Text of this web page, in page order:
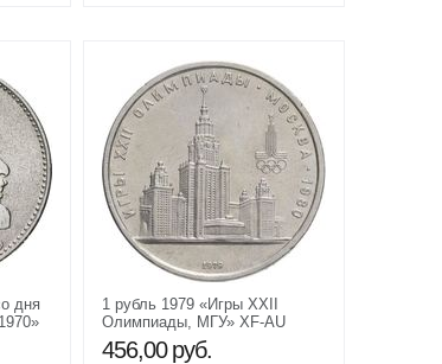
дня
1 рубль 1979 «Игры XXII
Олимпиады, МГУ» XF-AU
456,00 руб.